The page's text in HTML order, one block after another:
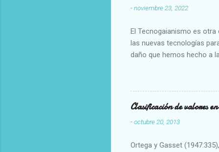
-noviembre 23, 2022
El Tecnogaianismo es
las nuevas tecnologías
daño que hemos hecho a
Clasificación de valores
-octubre 20, 2013
Ortega y Gasset